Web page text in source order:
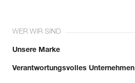
WER WIR SIND
Unsere Marke
Verantwortungsvolles Unternehmen